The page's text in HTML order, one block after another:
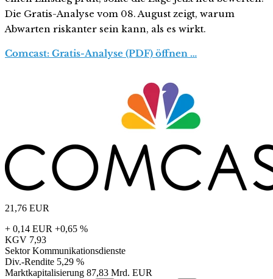
Die Gratis-Analyse vom 08. August zeigt, warum
Abwarten riskanter sein kann, als es wirkt.
Comcast: Gratis-Analyse (PDF) öffnen …
21,76 EUR
+ 0,14 EUR +0,65 %
KGV 7,93
Sektor Kommunikationsdienste
Div.-Rendite 5,29 %
Marktkapitalisierung 87,83 Mrd. EUR